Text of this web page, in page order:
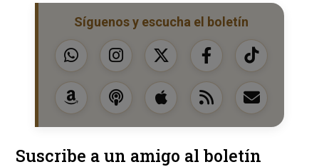
Síguenos y escucha el boletín
Suscribe a un amigo al boletín